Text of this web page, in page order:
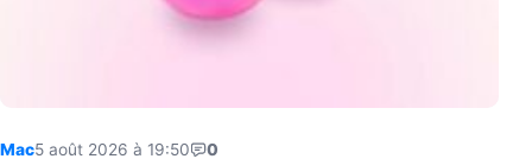
Mac5 août 2026 à 19:50 0